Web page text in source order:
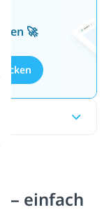
🚀
— einfach